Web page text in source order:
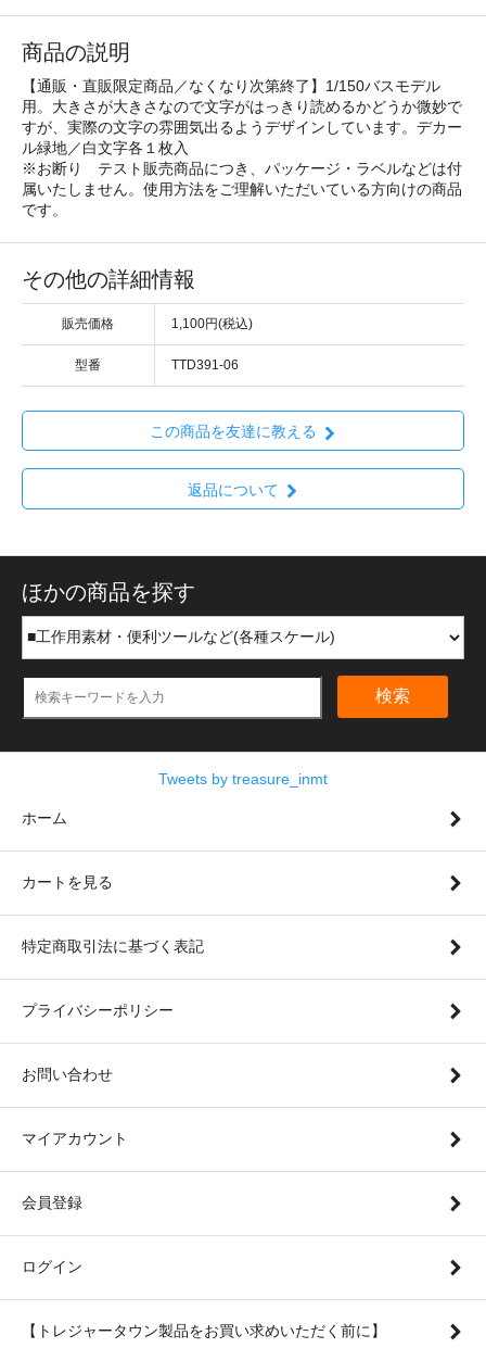
商品の説明
【通販・直販限定商品／なくなり次第終了】1/150バスモデル
用。大きさが大きさなので文字がはっきり読めるかどうか微妙で
すが、実際の文字の雰囲気出るようデザインしています。デカー
ル緑地／白文字各１枚入
※お断り テスト販売商品につき、パッケージ・ラベルなどは付
属いたしません。使用方法をご理解いただいている方向けの商品
です。
その他の詳細情報
販売価格 1,100円(税込)
型番 TTD391-06
この商品を友達に教える
返品について
ほかの商品を探す
検索
Tweets by treasure_inmt
ホーム
カートを見る
特定商取引法に基づく表記
プライバシーポリシー
お問い合わせ
マイアカウント
会員登録
ログイン
【トレジャータウン製品をお買い求めいただく前に】